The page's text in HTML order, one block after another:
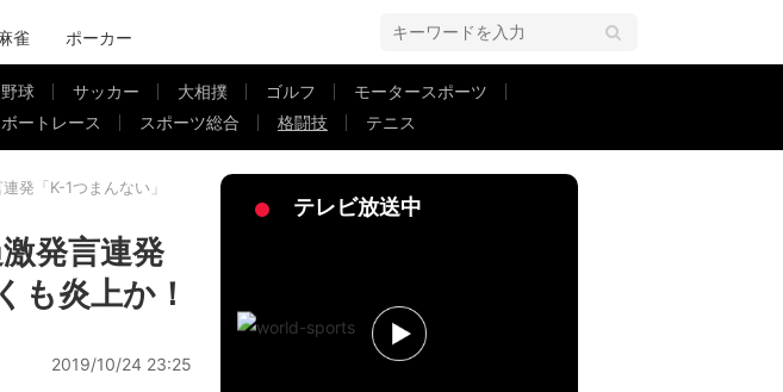
雀 ポーカー
野球 サッカー 大相撲 ゴルフ
モータースポーツ
ボートレース
スポーツ総合 格闘技 テニス
発「K-1つまんない」 『格闘代理戦争』早くも炎上か！
発言連発
も炎上か！
2019/10/24 23:25
テレビ放送中